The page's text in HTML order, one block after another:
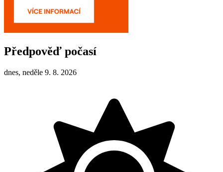
Předpověď počasí
dnes, neděle 9. 8. 2026